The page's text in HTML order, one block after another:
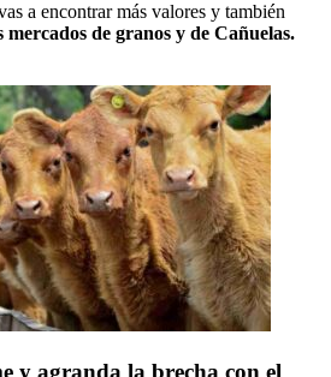
a encontrar más valores y también
mercados de granos y de Cañuelas.
y agranda la brecha con el